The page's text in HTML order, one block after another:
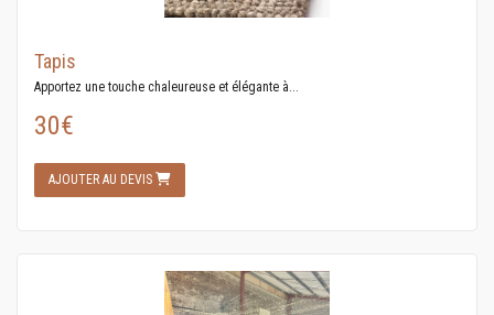
Tapis
Apportez une touche chaleureuse et élégante à...
30€
AJOUTER AU DEVIS